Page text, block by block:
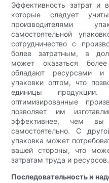
Эффективность затрат
которые следует
производителями
самостоятельной
сотрудничество с
более затратным, в
может оказаться
обладают ресурсами и
упаковки оптом, что
единицы
оптимизированные
позволяет им
эффективнее, чем
самостоятельно. С
упаковка может
вашей стороны, что
затратам труда и ресурсов.
Последовательность и